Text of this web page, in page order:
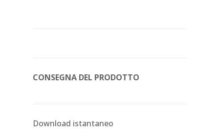
CONSEGNA DEL PRODOTTO
Download istantaneo